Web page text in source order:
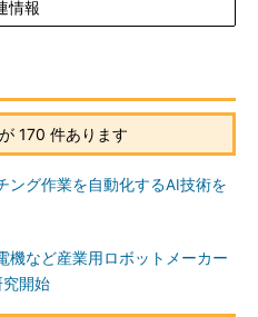
情報
170 件あります
ング作業を自動化するAI技術を
機など産業用ロボットメーカー
開始